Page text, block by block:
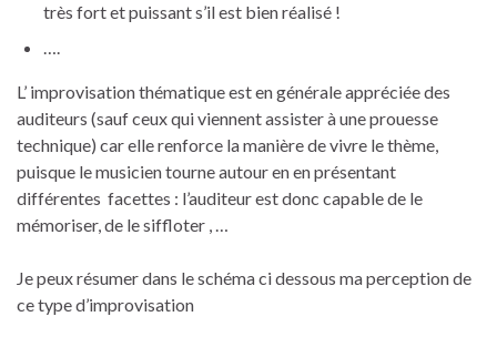
très fort et puissant s’il est bien réalisé !
….
L’ improvisation thématique est en générale appréciée des
auditeurs (sauf ceux qui viennent assister à une prouesse
technique) car elle renforce la manière de vivre le thème,
puisque le musicien tourne autour en en présentant
différentes facettes : l’auditeur est donc capable de le
mémoriser, de le siffloter , …
Je peux résumer dans le schéma ci dessous ma perception de
ce type d’improvisation